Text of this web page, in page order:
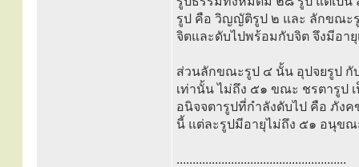
รูป คือ วิญญัติรูป ๒ และ ลักขณะ
จิตและดับไปพร้อมกับจิต จึงมีอา
ส่วนลักขณะรูป ๔ นั้น อุปจยรูป กั
เท่านั้น ไม่ถึง ๕๑ ขณะ ชรตารูป
อนิจจตารูปที่กำลังดับไป คือ ภัง
นี้ แต่ละรูปมีอายุไม่ถึง ๕๑ อนุข
.....................................................